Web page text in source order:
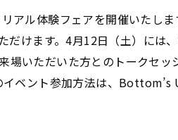
ル体験フェアを開催いたしま
けます。4月12日（土）には
いただいた方とのトークセッ
ベント参加方法は、Bottom’s